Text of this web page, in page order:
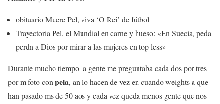
obituarioMuere Pel, viva ‘O Rei’ de fútbol
TrayectoriaPel, el Mundial en carne y hueso: «En Suecia, peda
perdn a Dios por mirar a las mujeres en top less»
Durante mucho tiempo la gente me preguntaba cada dos por tres
por m foto conpela, an lo hacen de vez en cuando weights a que
han pasado ms de 50 aos y cada vez queda menos gente que nos